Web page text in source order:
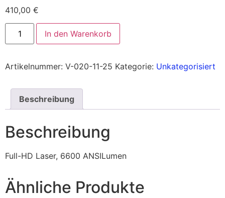
410,00 €
In den Warenkorb
Artikelnummer: V-020-11-25 Kategorie: Unkategorisiert
Beschreibung
Beschreibung
Full-HD Laser, 6600 ANSILumen
Ähnliche Produkte